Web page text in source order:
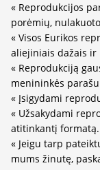
« Reprodukcijos
porėmių,
« Visos Eurikos
aliejiniais dažais ir
« Reprodukciją
menininkės
« Įsigydami
« Užsakydami
atitinkantį formatą.
« Jeigu tarp
mums žinutę,